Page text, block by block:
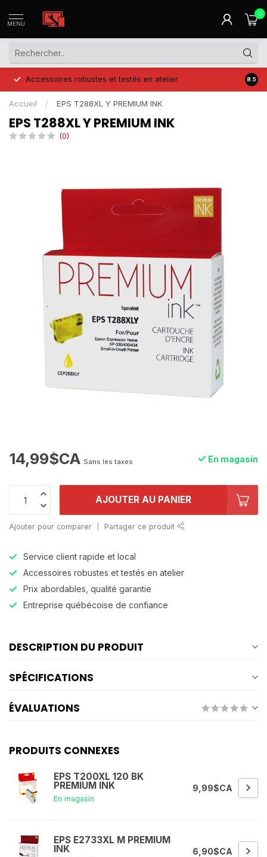
MENU
0
Accessoires robustes et testés en atelier Prix
8.5
Accueil / EPS T288XL Y PREMIUM INK
EPS T288XL Y PREMIUM INK
(0)
14,99$CA Sans les taxes En magasin
AJOUTER AU PANIER
Ajouter pour comparer Partager ce produit
Service client rapide et local
Accessoires robustes et testés en atelier
Prix abordables, qualité garantie
Entreprise québécoise de confiance
DESCRIPTION DU PRODUIT
SPÉCIFICATIONS
ÉVALUATIONS
PRODUITS CONNEXES
EPS T200XL 120 BK
PREMIUM INK
En magasin
9,99$CA
EPS E2733XL M PREMIUM
INK 6,90$CA